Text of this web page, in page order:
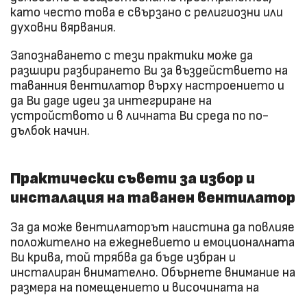
като често това е свързано с религиозни или
духовни вярвания.
Запознаването с тези практики може да
разшири разбирането Ви за въздействието на
таванния вентилатор върху настроението и
да Ви даде идеи за интегриране на
устройството и в личната Ви среда по по-
дълбок начин.
Практически съвети за избор и
инсталация на таванен вентилатор
За да може вентилаторът наистина да повлияе
положително на ежедневието и емоционалната
Ви крива, той трябва да бъде избран и
инсталиран внимателно. Обърнете внимание на
размера на помещението и височината на